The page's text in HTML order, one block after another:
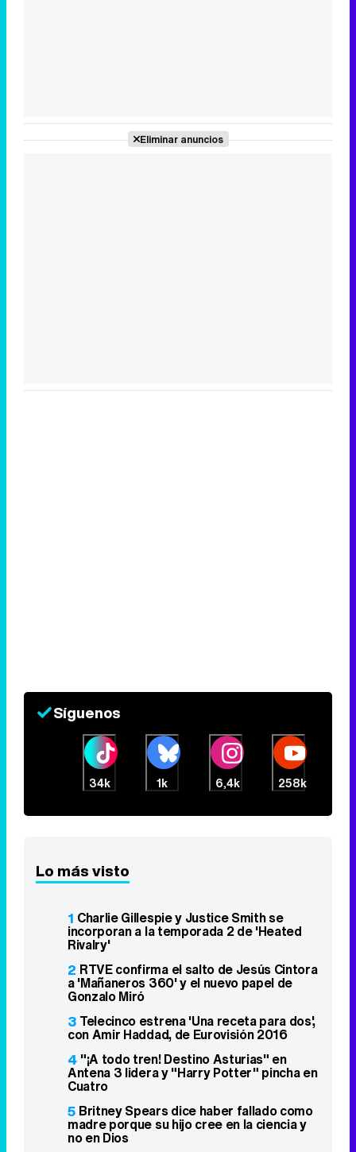
Eliminar anuncios
Síguenos
34k 1k 6,4k 258k
Lo más visto
1 Charlie Gillespie y Justice Smith se
incorporan a la temporada 2 de 'Heated
Rivalry'
2 RTVE confirma el salto de Jesús Cintora
a 'Mañaneros 360' y el nuevo papel de
Gonzalo Miró
3 Telecinco estrena 'Una receta para dos',
con Amir Haddad, de Eurovisión 2016
4 "¡A todo tren! Destino Asturias" en
Antena 3 lidera y "Harry Potter" pincha en
Cuatro
5 Britney Spears dice haber fallado como
madre porque su hijo cree en la ciencia y
no en Dios